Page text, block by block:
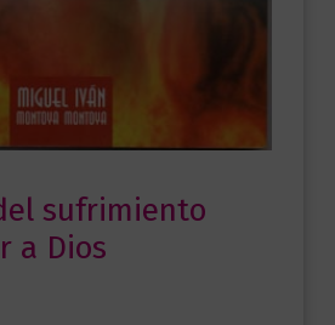
sufrimiento
a Dios